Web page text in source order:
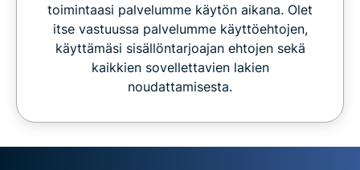
toimintaasi palvelumme käytön aikana. Olet
itse vastuussa palvelumme käyttöehtojen,
käyttämäsi sisällöntarjoajan ehtojen sekä
kaikkien sovellettavien lakien
noudattamisesta.